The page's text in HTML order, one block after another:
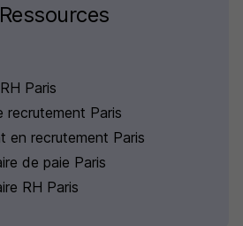
Paris
recrutement Paris
en recrutement Paris
de paie Paris
RH Paris